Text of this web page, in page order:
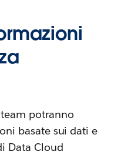
potranno
basate sui dati e
Data Cloud